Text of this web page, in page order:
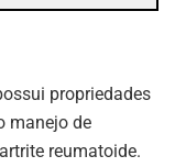
propriedades
manejo de
reumatoide.